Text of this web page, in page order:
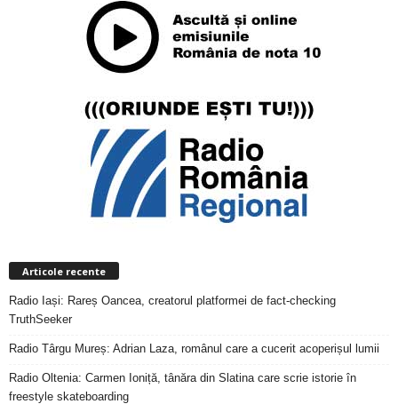
Articole recente
Radio Iași: Rareș Oancea, creatorul platformei de fact-checking
TruthSeeker
Radio Târgu Mureș: Adrian Laza, românul care a cucerit acoperișul lumii
Radio Oltenia: Carmen Ioniță, tânăra din Slatina care scrie istorie în
freestyle skateboarding